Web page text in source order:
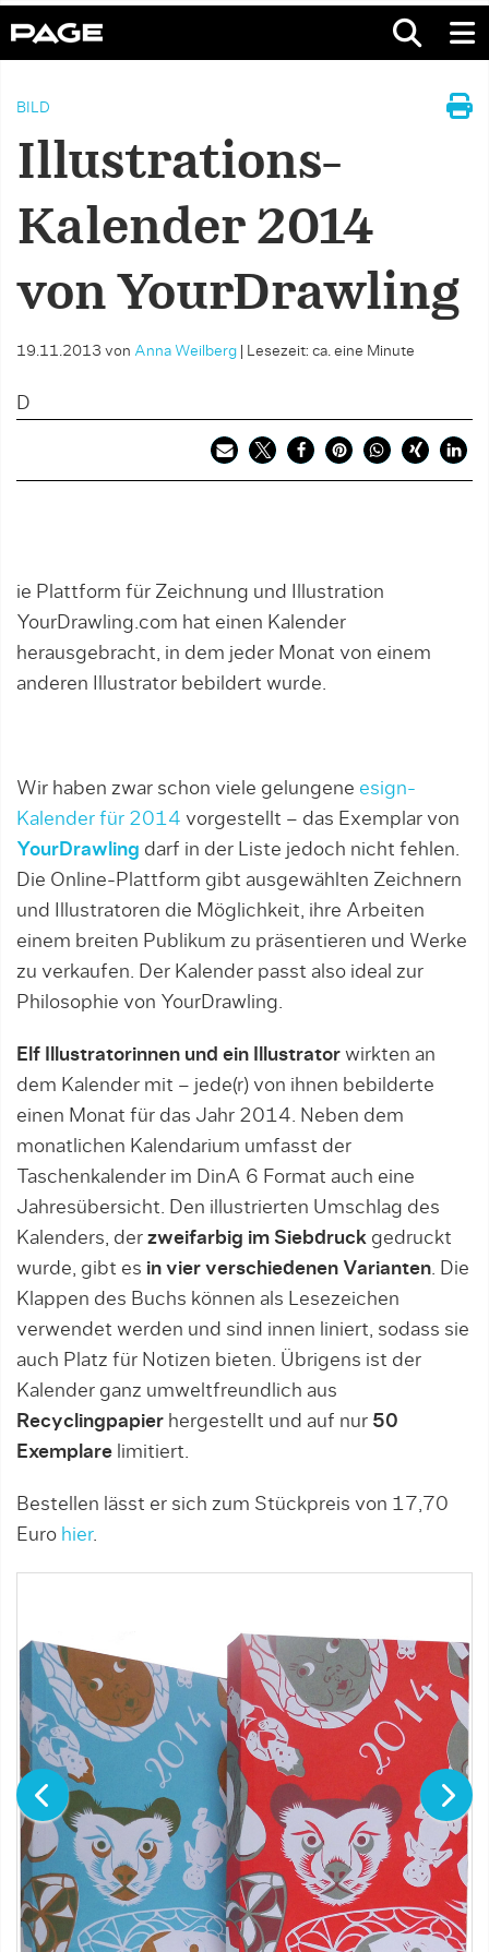
BILD
Illustrations-
Kalender 2014
von YourDrawling
19.11.2013 von Anna Weilberg Lesezeit: ca. eine Minute
D
ie Plattform für Zeichnung und Illustration
YourDrawling.com hat einen Kalender
herausgebracht, in dem jeder Monat von einem
anderen Illustrator bebildert wurde.
Wir haben zwar schon viele gelungene esign-
Kalender für 2014 vorgestellt – das Exemplar von
YourDrawling darf in der Liste jedoch nicht fehlen.
Die Online-Plattform gibt ausgewählten Zeichnern
und Illustratoren die Möglichkeit, ihre Arbeiten
einem breiten Publikum zu präsentieren und Werke
zu verkaufen. Der Kalender passt also ideal zur
Philosophie von YourDrawling.
Elf Illustratorinnen und ein Illustrator wirkten an
dem Kalender mit – jede(r) von ihnen bebilderte
einen Monat für das Jahr 2014. Neben dem
monatlichen Kalendarium umfasst der
Taschenkalender im DinA 6 Format auch eine
Jahresübersicht. Den illustrierten Umschlag des
Kalenders, der zweifarbig im Siebdruck gedruckt
wurde, gibt es in vier verschiedenen Varianten. Die
Klappen des Buchs können als Lesezeichen
verwendet werden und sind innen liniert, sodass sie
auch Platz für Notizen bieten. Übrigens ist der
Kalender ganz umweltfreundlich aus
Recyclingpapier hergestellt und auf nur 50
Exemplare limitiert.
Bestellen lässt er sich zum Stückpreis von 17,70
Euro hier.